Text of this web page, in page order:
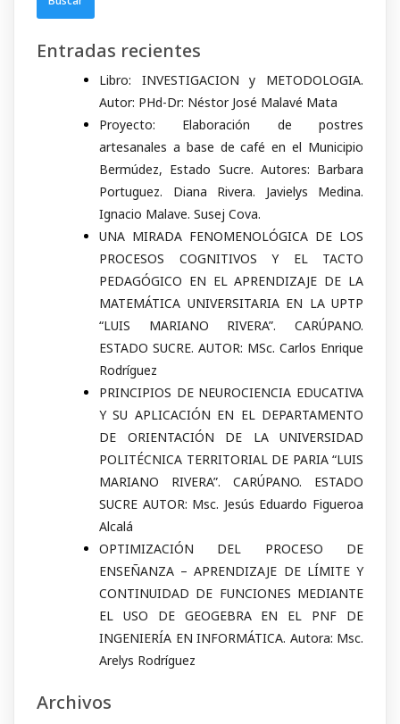
Entradas recientes
Libro: INVESTIGACION y METODOLOGIA.
Autor: PHd-Dr: Néstor José Malavé Mata
Proyecto: Elaboración de postres
artesanales a base de café en el Municipio
Bermúdez, Estado Sucre. Autores: Barbara
Portuguez. Diana Rivera. Javielys Medina.
Ignacio Malave. Susej Cova.
UNA MIRADA FENOMENOLÓGICA DE LOS
PROCESOS COGNITIVOS Y EL TACTO
PEDAGÓGICO EN EL APRENDIZAJE DE LA
MATEMÁTICA UNIVERSITARIA EN LA UPTP
“LUIS MARIANO RIVERA”. CARÚPANO.
ESTADO SUCRE. AUTOR: MSc. Carlos Enrique
Rodríguez
PRINCIPIOS DE NEUROCIENCIA EDUCATIVA
Y SU APLICACIÓN EN EL DEPARTAMENTO
DE ORIENTACIÓN DE LA UNIVERSIDAD
POLITÉCNICA TERRITORIAL DE PARIA “LUIS
MARIANO RIVERA”. CARÚPANO. ESTADO
SUCRE AUTOR: Msc. Jesús Eduardo Figueroa
Alcalá
OPTIMIZACIÓN DEL PROCESO DE
ENSEÑANZA – APRENDIZAJE DE LÍMITE Y
CONTINUIDAD DE FUNCIONES MEDIANTE
EL USO DE GEOGEBRA EN EL PNF DE
INGENIERÍA EN INFORMÁTICA. Autora: Msc.
Arelys Rodríguez
Archivos